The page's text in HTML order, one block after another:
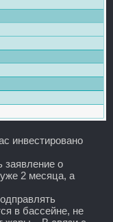
инвестировано
заявление о
2 месяца, а
в бассейне, не